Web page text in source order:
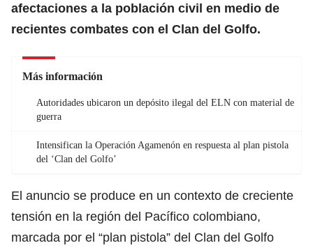
afectaciones a la población civil en medio de
recientes combates con el Clan del Golfo.
Más información
Autoridades ubicaron un depósito ilegal del ELN con material de
guerra
Intensifican la Operación Agamenón en respuesta al plan pistola
del ‘Clan del Golfo’
El anuncio se produce en un contexto de creciente
tensión en la región del Pacífico colombiano,
marcada por el “plan pistola” del Clan del Golfo